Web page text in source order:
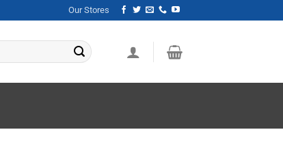
Our Stores